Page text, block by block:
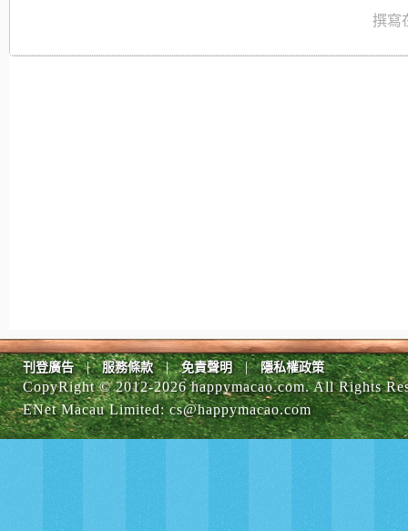
撰寫
刊登廣告 | 服務條款 | 免責聲明 | 隱私權政策
CopyRight © 2012-2026 happymacao.com. All Rights
ENet Macau Limited:cs@happymacao.com